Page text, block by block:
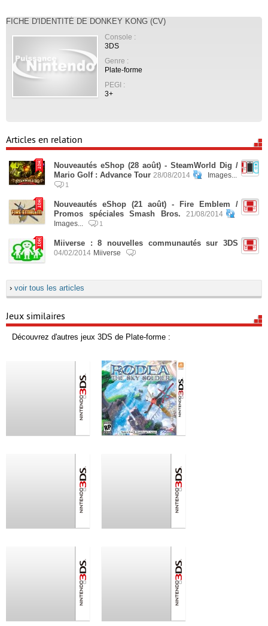
FICHE D'IDENTITÉ DE DONKEY KONG (CV)
Console :
3DS
Genre :
Plate-forme
PEGI :
3+
Articles en relation
Nouveautés eShop (28 août) - SteamWorld Dig /
Mario Golf : Advance Tour 28/08/2014 Images...
1
Nouveautés eShop (21 août) - Fire Emblem /
Promos spéciales Smash Bros.
21/08/2014
Images...
1
Miiverse : 8 nouvelles communautés sur 3DS
04/02/2014 Miiverse
› voir tous les articles
Jeux similaires
Découvrez d'autres jeux 3DS de Plate-forme :